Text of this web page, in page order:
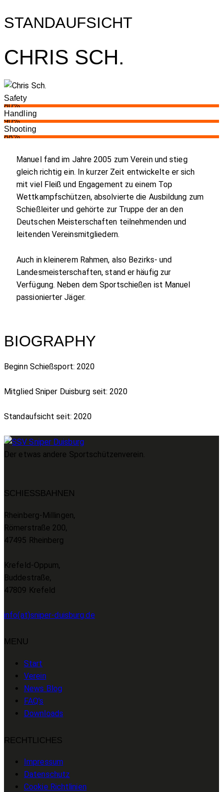
STANDAUFSICHT
CHRIS SCH.
Safety
80%
Handling
90%
Shooting
88%
Manuel fand im Jahre 2005 zum Verein und stieg
gleich richtig ein. In kurzer Zeit entwickelte er sich
mit viel Fleiß und Engagement zu einem Top
Wettkampfschützen, absolvierte die Ausbildung zum
Schießleiter und gehörte zur Truppe der an den
Deutschen Meisterschaften teilnehmenden und
leitenden Vereinsmitgliedern.
Auch in kleinerem Rahmen, also Bezirks- und
Landesmeisterschaften, stand er häufig zur
Verfügung. Neben dem Sportschießen ist Manuel
passionierter Jäger.
BIOGRAPHY
Beginn Schießsport: 2020
Mitglied Sniper Duisburg seit: 2020
Standaufsicht seit: 2020
Der etwas andere Sportschützenverein.
SCHIESSBAHNEN
Rheinberg-Millingen,
Römerstraße 200,
47495 Rheinberg
Krefeld-Oppum,
Buddestraße,
47809 Krefeld
info(at)sniper-duisburg.de
MENU
Start
Verein
News Blog
FAQ's
Downloads
RECHTLICHES
Impressum
Datenschutz
Cookie Richtlinien